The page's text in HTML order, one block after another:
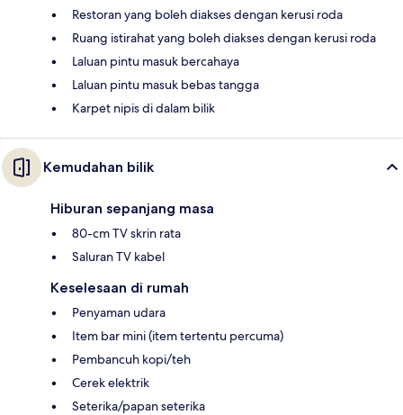
Restoran yang boleh diakses dengan kerusi roda
Ruang istirahat yang boleh diakses dengan kerusi roda
Laluan pintu masuk bercahaya
Laluan pintu masuk bebas tangga
Karpet nipis di dalam bilik
Kemudahan bilik
Hiburan sepanjang masa
80-cm TV skrin rata
Saluran TV kabel
Keselesaan di rumah
Penyaman udara
Item bar mini (item tertentu percuma)
Pembancuh kopi/teh
Cerek elektrik
Seterika/papan seterika